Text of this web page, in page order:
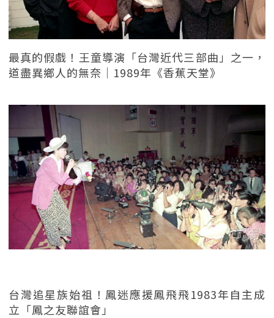
最真的假戲！王童導演「台灣近代三部曲」之一，
道盡異鄉人的無奈｜1989年《香蕉天堂》
台灣追星族始祖！鳳迷應援鳳飛飛1983年自主成
立「鳳之友聯誼會」